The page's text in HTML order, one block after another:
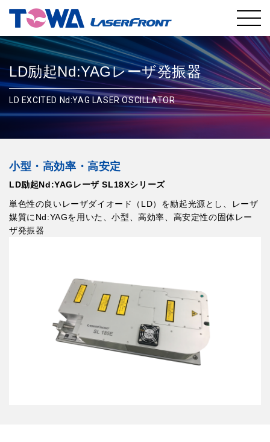
LD励起Nd:YAGレーザ発振器
LD EXCITED Nd:YAG LASER OSCILLATOR
小型・高効率・高安定
LD励起Nd:YAGレーザ SL18Xシリーズ
単色性の良いレーザダイオード（LD）を励起光源とし、レーザ
媒質にNd:YAGを用いた、小型、高効率、高安定性の固体レー
ザ発振器